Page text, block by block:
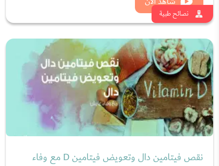
نصائح طبية
شاهد الان